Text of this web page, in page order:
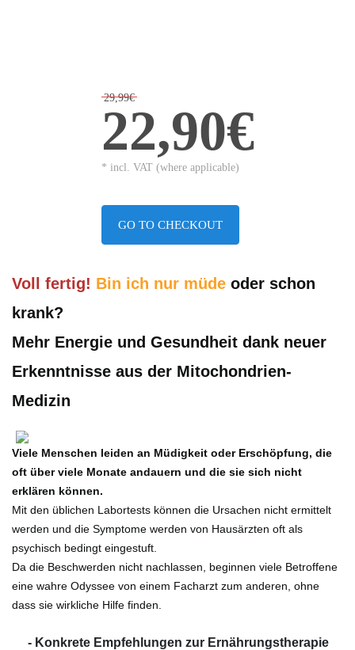
29,99€
22,90€
* incl. VAT (where applicable)
GO TO CHECKOUT
Voll fertig! Bin ich nur müde oder schon
krank?
Mehr Energie und Gesundheit dank neuer
Erkenntnisse aus der Mitochondrien-
Medizin
Viele Menschen leiden an Müdigkeit oder Erschöpfung, die
oft über viele Monate andauern und die sie sich nicht
erklären können.
Mit den üblichen Labortests können die Ursachen nicht ermittelt
werden und die Symptome werden von Hausärzten oft als
psychisch bedingt eingestuft.
Da die Beschwerden nicht nachlassen, beginnen viele Betroffene
eine wahre Odyssee von einem Facharzt zum anderen, ohne
dass sie wirkliche Hilfe finden.
- Konkrete Empfehlungen zur Ernährungstherapie